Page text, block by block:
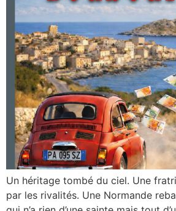
Un héritage tombé du ciel. Une
par les rivalités. Une Normande